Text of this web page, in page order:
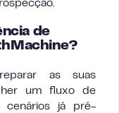
de
as suas
um fluxo de
já pré-